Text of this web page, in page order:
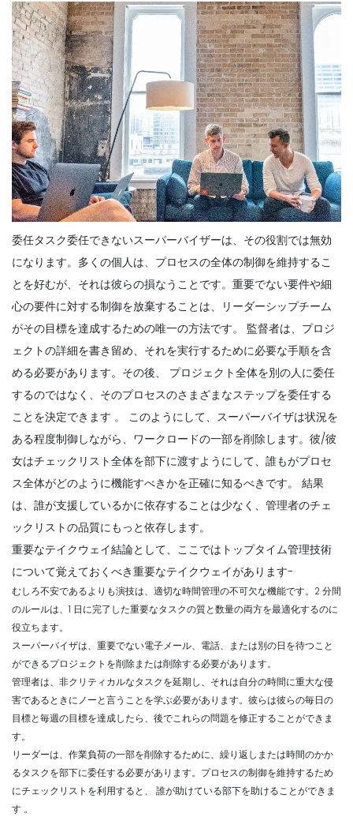
委任タスク委任できないスーパーバイザーは、その役割では無効
になります。多くの個人は、プロセスの全体の制御を維持するこ
とを好むが、それは彼らの損なうことです。重要でない要件や細
心の要件に対する制御を放棄することは、リーダーシップチーム
がその目標を達成するための唯一の方法です。
監督者は、プロジ
ェクトの詳細を書き留め、それを実行するために必要な手順を含
める必要があります。その後、
プロジェクト全体を別の人に委任
するのではなく、そのプロセスのさまざまなステップを委任する
ことを決定できます 。
このようにして、スーパーバイザは状況を
ある程度制御しながら、ワークロードの一部を削除します。彼/彼
女はチェックリスト全体を部下に渡すようにして、誰もがプロセ
ス全体がどのように機能すべきかを正確に知るべきです。
結果
は、誰が支援しているかに依存することは少なく、管理者のチェ
ックリストの品質にもっと依存します。
重要なテイクウェイ結論として、ここではトップタイム管理技術
について覚えておくべき重要なテイクウェイがあります-
むしろ不安であるよりも演技は、適切な時間管理の不可欠な機能です。2 分間
のルールは、1 日に完了した重要なタスクの質と数量の両方を最適化するのに
役立ちます。
スーパーバイザは、重要でない電子メール、電話、または別の日を待つこと
ができるプロジェクトを削除または削除する必要があります。
管理者は、非クリティカルなタスクを延期し、それは自分の時間に重大な侵
害であるときにノーと言うことを学ぶ必要があります。彼らは彼らの毎日の
目標と毎週の目標を達成したら、後でこれらの問題を修正することができま
す。
リーダーは、作業負荷の一部を削除するために、繰り返しまたは時間のかか
るタスクを部下に委任する必要があります。プロセスの制御を維持するため
にチェックリストを利用すると、
誰が助けている部下を助けることができま
す 。